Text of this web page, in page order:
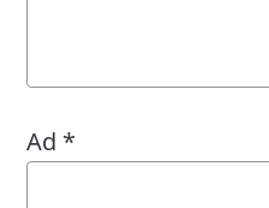
Ad *